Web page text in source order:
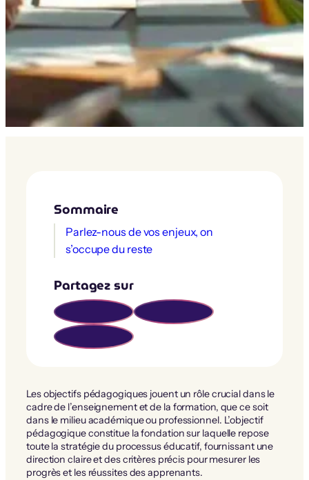
Les objectifs pédagogiques jouent un rôle crucial dans le
cadre de l’enseignement et de la formation, que ce soit
dans le milieu académique ou professionnel. L’objectif
pédagogique constitue la fondation sur laquelle repose
toute la stratégie du processus éducatif, fournissant une
direction claire et des critères précis pour mesurer les
progrès et les réussites des apprenants.
Sommaire
Parlez-nous de vos enjeux, on
s’occupe du reste
Partagez sur